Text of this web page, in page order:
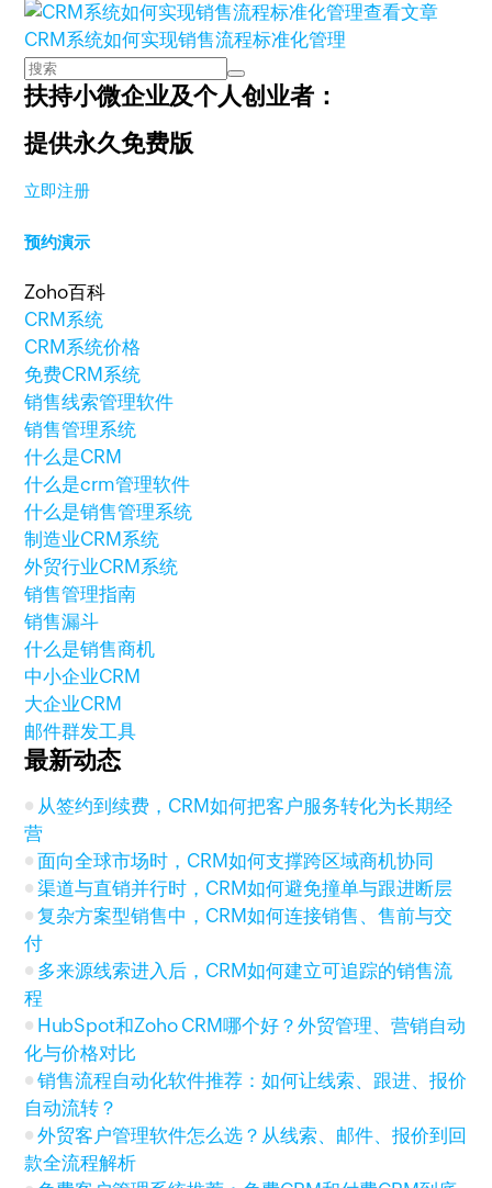
查看文章
CRM系统如何实现销售流程标准化管理
扶持小微企业及个人创业者：
提供永久免费版
立即注册
预约演示
Zoho百科
CRM系统
CRM系统价格
免费CRM系统
销售线索管理软件
销售管理系统
什么是CRM
什么是crm管理软件
什么是销售管理系统
制造业CRM系统
外贸行业CRM系统
销售管理指南
销售漏斗
什么是销售商机
中小企业CRM
大企业CRM
邮件群发工具
最新动态
从签约到续费，CRM如何把客户服务转化为长期经
营
面向全球市场时，CRM如何支撑跨区域商机协同
渠道与直销并行时，CRM如何避免撞单与跟进断层
复杂方案型销售中，CRM如何连接销售、售前与交
付
多来源线索进入后，CRM如何建立可追踪的销售流
程
HubSpot和Zoho CRM哪个好？外贸管理、营销自动
化与价格对比
销售流程自动化软件推荐：如何让线索、跟进、报价
自动流转？
外贸客户管理软件怎么选？从线索、邮件、报价到回
款全流程解析